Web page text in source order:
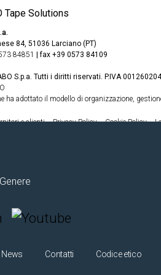
84, 51036 Larciano (PT)
84851 | fax +39 0573 84109
S.p.a. Tutti i diritti riservati. P.IVA
ha adottato il modello di organizzazione,
e clienti Privacy Policy Cookie Policy
News Contatti Codice etico